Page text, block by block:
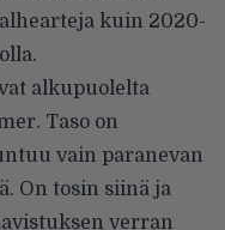
kuin 2020-
alkupuolelta
Taso on
vain paranevan
On tosin siinä ja
verran